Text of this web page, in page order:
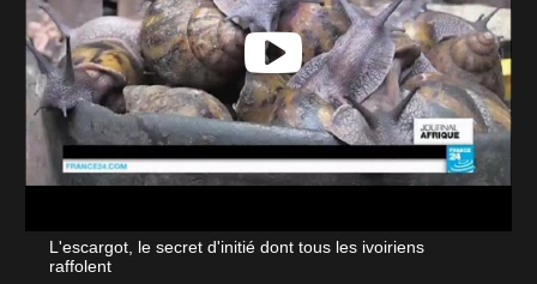
L'escargot, le secret d'initié dont tous les ivoiriens
raffolent